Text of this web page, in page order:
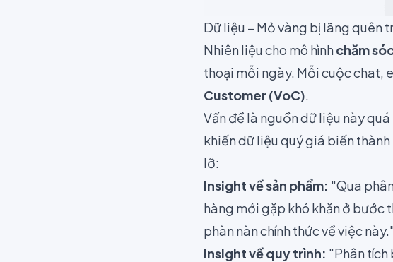
Dữ liệu – Mỏ vàng bị lãng quên
Nhiên liệu cho mô hìnhchăm
thoại mỗi ngày. Mỗi cuộc chat,
Customer (VoC).
Vấn đề là nguồn dữ liệu này
khiến dữ liệu quý giá biến
lỡ:
Insight về sản phẩm: "Qua
hàng mới gặp khó khăn ở bước
phàn nàn chính thức về việc
Insight về quy trình: "Phân tích